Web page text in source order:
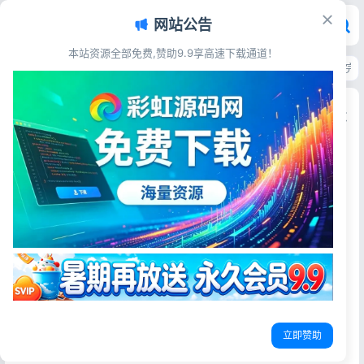
首页>源码资源>电子商务>喵赞任务点赞系统源码 短视频点赞任务平台 完
喵赞任务点赞系统源码 短视频点赞任务平台 完美运
营版
彩虹源码网
2026-05-26 16阅读
源码简介
会员分享的一款点赞源码，搭建了下 画面还不错 功能也挺完
善的
网站公告
本站资源全部免费,赞助9.9享高速下载通道！
立即赞助